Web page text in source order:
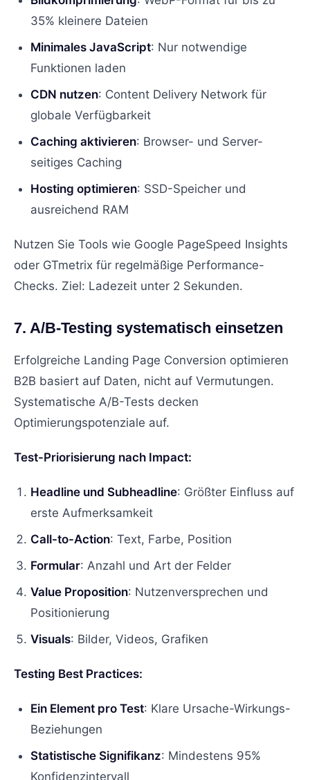
35% kleinere Dateien
Minimales JavaScript: Nur notwendige
Funktionen laden
CDN nutzen: Content Delivery Network für
globale Verfügbarkeit
Caching aktivieren: Browser- und Server-
seitiges Caching
Hosting optimieren: SSD-Speicher und
ausreichend RAM
Nutzen Sie Tools wie Google PageSpeed Insights
oder GTmetrix für regelmäßige Performance-
Checks. Ziel: Ladezeit unter 2 Sekunden.
7. A/B-Testing systematisch einsetzen
Erfolgreiche Landing Page Conversion optimieren
B2B basiert auf Daten, nicht auf Vermutungen.
Systematische A/B-Tests decken
Optimierungspotenziale auf.
Test-Priorisierung nach Impact:
Headline und Subheadline: Größter Einfluss auf
erste Aufmerksamkeit
Call-to-Action: Text, Farbe, Position
Formular: Anzahl und Art der Felder
Value Proposition: Nutzenversprechen und
Positionierung
Visuals: Bilder, Videos, Grafiken
Testing Best Practices:
Ein Element pro Test: Klare Ursache-Wirkungs-
Beziehungen
Statistische Signifikanz: Mindestens 95%
Konfidenzintervall